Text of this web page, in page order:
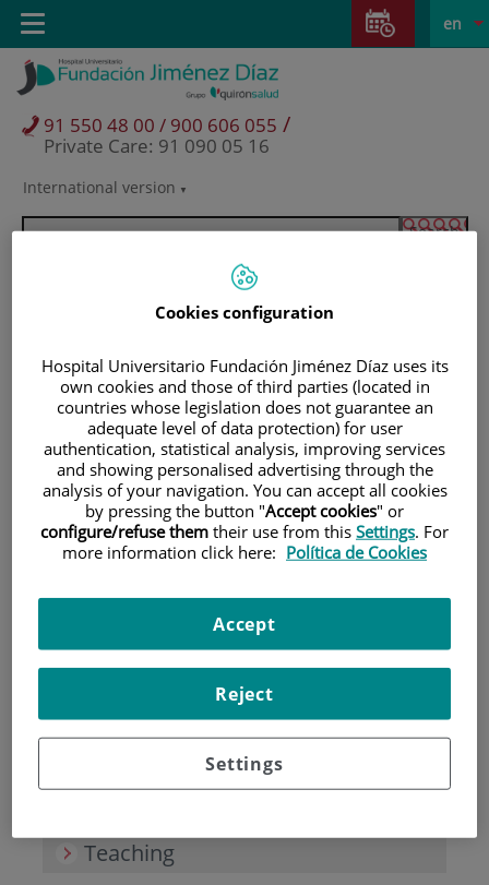
Jump to content
Jump
content
Language
selector
Active
en
International version
91 550 48 00 / 900 606 055 /
Private Care: 91 090 05 16
Toggle
navigation
Patients and visitors
Research
Teaching
Cookies configuration
Hospital Universitario Fundación Jiménez Díaz uses its
own cookies and those of third parties (located in
countries whose legislation does not guarantee an
adequate level of data protection) for user
authentication, statistical analysis, improving services
and showing personalised advertising through the
analysis of your navigation. You can accept all cookies
by pressing the button "Accept cookies" or
configure/refuse them their use from this Settings. For
more information click here: Política de Cookies
Settings
Reject
Accept